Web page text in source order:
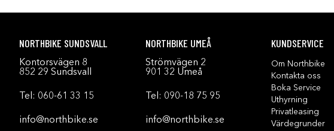
NORTHBIKE SUNDSVALL
Kontorsvägen 8
852 29 Sundsvall
Tel: 060-61 33 15
info@northbike.se
NORTHBIKE UMEÅ
Strömvägen 2
901 32 Umeå
Tel: 090-18 75 95
info@northbike.se
KUNDSERVICE
Om Northbike
Kontakta oss
Boka Service
Uthyrning
Privatleasing
Värdegrunder